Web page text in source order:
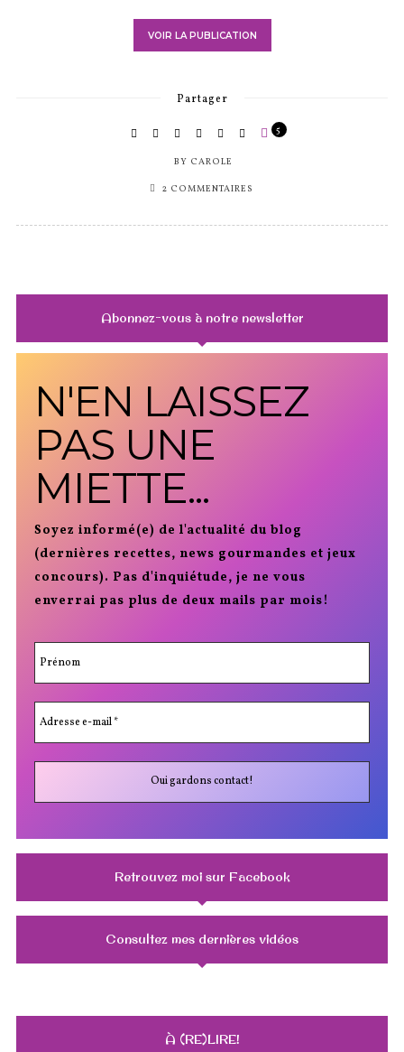
VOIR LA PUBLICATION
Partager
BY CAROLE
5
2 COMMENTAIRES
Abonnez-vous à notre newsletter
N'EN LAISSEZ
PAS UNE
MIETTE...
Soyez informé(e) de l'actualité du blog
(dernières recettes, news gourmandes et jeux
concours). Pas d'inquiétude, je ne vous
enverrai pas plus de deux mails par mois!
Retrouvez moi sur Facebook
Consultez mes dernières vidéos
À (RE)LIRE!